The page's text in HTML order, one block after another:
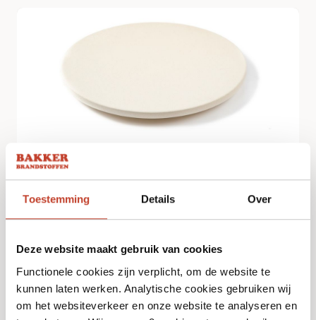
Toestemming Details Over
Deze website maakt gebruik van cookies
Functionele cookies zijn verplicht, om de website te
kunnen laten werken. Analytische cookies gebruiken wij
om het websiteverkeer en onze website te analyseren en
The Bastard – Pizzasteen – Medium
€43,95
Bekijk